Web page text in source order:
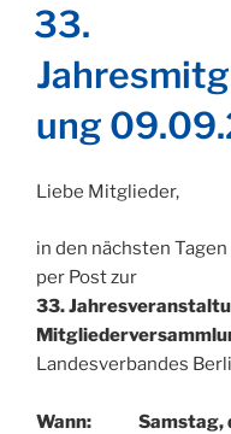
33.
ung
Liebe Mitglieder,
in den nächsten
per Post zur
33.
Landesverbandes
Wann: Samstag,